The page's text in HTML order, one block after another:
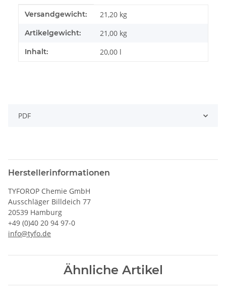
Produkteigenschaft
Wert
Versandgewicht: 21,20 kg
Artikelgewicht: 21,00 kg
Inhalt: 20,00 l
PDF
Herstellerinformationen
TYFOROP Chemie GmbH
Ausschläger Billdeich 77
20539 Hamburg
+49 (0)40 20 94 97-0
info@tyfo.de
Ähnliche Artikel